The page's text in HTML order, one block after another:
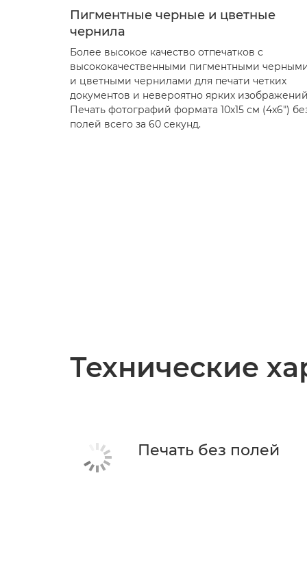
Пигментные черные и цветные
чернила
Более высокое качество отпечатков с
высококачественными пигментными
и цветными чернилами для печати четких
документов и невероятно ярких
Печать фотографий формата 10х15 см (4x6")
полей всего за 60 секунд.
Технические
Печать без полей